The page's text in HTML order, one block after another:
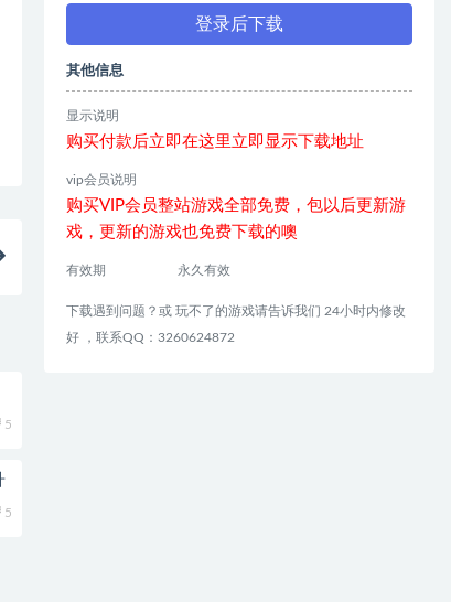
5
5
登录后下载
其他信息
显示说明
购买付款后立即在这里立即显示下载地址
vip会员说明
购买VIP会员整站游戏全部免费，包以后更新游
戏，更新的游戏也免费下载的噢
有效期 永久有效
下载遇到问题？或 玩不了的游戏请告诉我们 24小时内修改
好 ，联系QQ：3260624872